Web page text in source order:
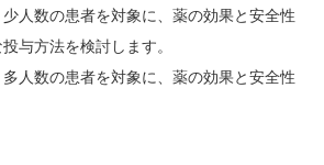
数の患者を対象に、薬の効果と安全性
与方法を検討します。
数の患者を対象に、薬の効果と安全性